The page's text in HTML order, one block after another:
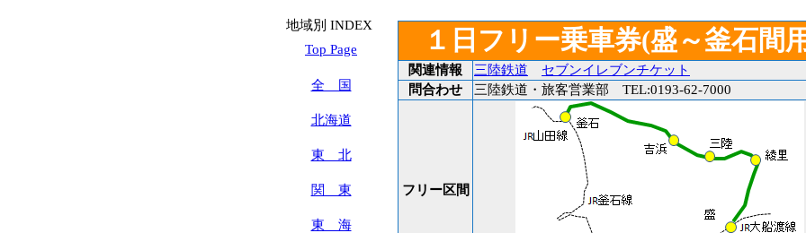
地域別 INDEX
Top Page
全 国
北海道
東 北
関 東
東 海
１日フリー乗車券(盛～釜石間
関連情報 三陸鉄道
セブンイレブンチケット
問合わせ
三陸鉄道・旅客営業部 TEL:0193-62-7000
フリー区間